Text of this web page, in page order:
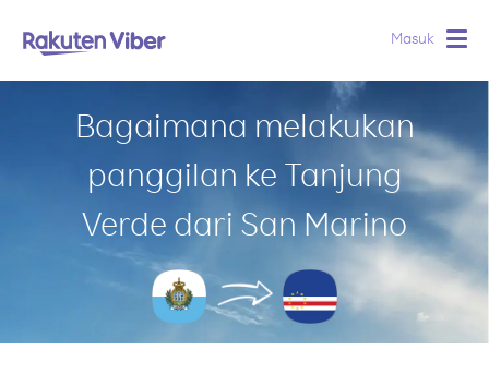
Masuk
Bagaimana melakukan
panggilan ke Tanjung
Verde dari San Marino